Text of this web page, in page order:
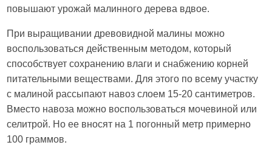
повышают урожай малинного дерева вдвое.
При выращивании древовидной малины можно
воспользоваться действенным методом, который
способствует сохранению влаги и снабжению корней
питательными веществами. Для этого по всему участку
с малиной рассыпают навоз слоем 15-20 сантиметров.
Вместо навоза можно воспользоваться мочевиной или
селитрой. Но ее вносят на 1 погонный метр примерно
100 граммов.